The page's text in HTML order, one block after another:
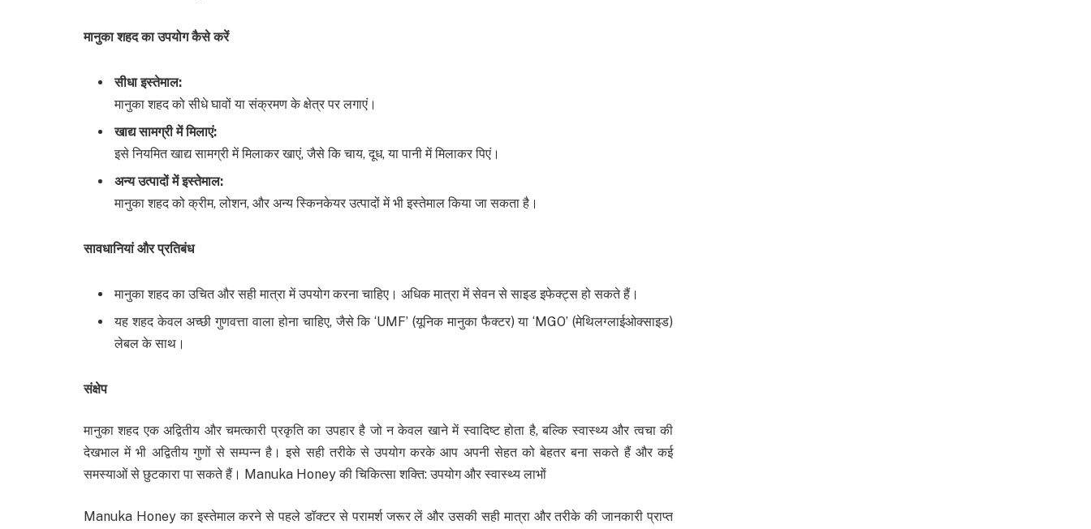
मानुका शहद का उपयोग कैसे करें
सीधा इस्तेमाल:
मानुका शहद को सीधे घावों या संक्रमण के क्षेत्र पर लगाएं।
खाद्य सामग्री में मिलाएं:
इसे नियमित खाद्य सामग्री में मिलाकर खाएं, जैसे कि चाय, दूध, या पानी में मिलाकर पिएं।
अन्य उत्पादों में इस्तेमाल:
मानुका शहद को क्रीम, लोशन, और अन्य स्किनकेयर उत्पादों में भी इस्तेमाल किया जा सकता है।
सावधानियां और प्रतिबंध
मानुका शहद का उचित और सही मात्रा में उपयोग करना चाहिए। अधिक मात्रा में सेवन से साइड इफेक्ट्स हो सकते हैं।
यह शहद केवल अच्छी गुणवत्ता वाला होना चाहिए, जैसे कि ‘UMF’ (यूनिक मानुका फैक्टर) या ‘MGO’ (मेथिलग्लाईओक्साइड)
लेबल के साथ।
संक्षेप
मानुका शहद एक अद्वितीय और चमत्कारी प्रकृति का उपहार है जो न केवल खाने में स्वादिष्ट होता है, बल्कि स्वास्थ्य और त्वचा की
देखभाल में भी अद्वितीय गुणों से सम्पन्न है। इसे सही तरीके से उपयोग करके आप अपनी सेहत को बेहतर बना सकते हैं और कई
समस्याओं से छुटकारा पा सकते हैं। Manuka Honey की चिकित्सा शक्ति: उपयोग और स्वास्थ्य लाभों
Manuka Honey का इस्तेमाल करने से पहले डॉक्टर से परामर्श जरूर लें और उसकी सही मात्रा और तरीके की जानकारी प्राप्त